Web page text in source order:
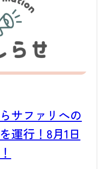
サファリへの
運行！8月1日